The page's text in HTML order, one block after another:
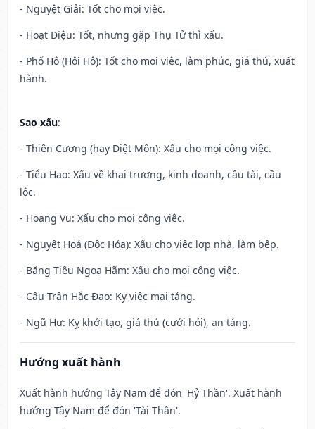
- Nguyệt Giải: Tốt cho mọi việc.
- Hoạt Điệu: Tốt, nhưng gặp Thụ Tử thì xấu.
- Phổ Hộ (Hội Hộ): Tốt cho mọi việc, làm phúc, giá thú, xuất
hành.
Sao xấu:
- Thiên Cương (hay Diệt Môn): Xấu cho mọi công việc.
- Tiểu Hao: Xấu về khai trương, kinh doanh, cầu tài, cầu
lộc.
- Hoang Vu: Xấu cho mọi công việc.
- Nguyệt Hoả (Độc Hỏa): Xấu cho việc lợp nhà, làm bếp.
- Băng Tiêu Ngoạ Hãm: Xấu cho mọi công việc.
- Câu Trận Hắc Đạo: Kỵ việc mai táng.
- Ngũ Hư: Kỵ khởi tạo, giá thú (cưới hỏi), an táng.
Hướng xuất hành
Xuất hành hướng Tây Nam để đón 'Hỷ Thần'. Xuất hành
hướng Tây Nam để đón 'Tài Thần'.